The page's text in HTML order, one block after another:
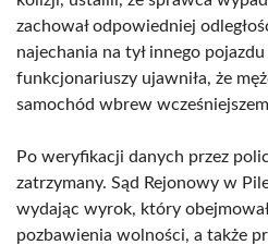
zachował odpowiedniej
najechania na tył innego
funkcjonariuszy ujawniła, że
samochód wbrew
Po weryfikacji danych przez
zatrzymany. Sąd Rejonowy w
wydając wyrok, który
pozbawienia wolności, a także